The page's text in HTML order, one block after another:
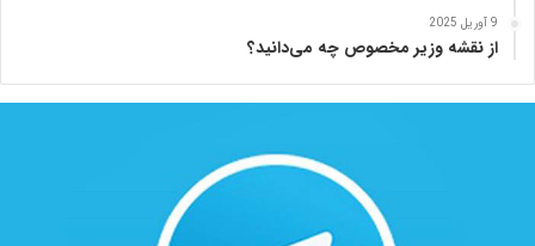
9 آوریل 2025
از نقشه وزیر مخصوص چه می‌دانید؟